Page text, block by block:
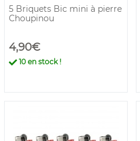
5 Briquets Bic mini à pierre
Choupinou
4,90€
10 en stock !